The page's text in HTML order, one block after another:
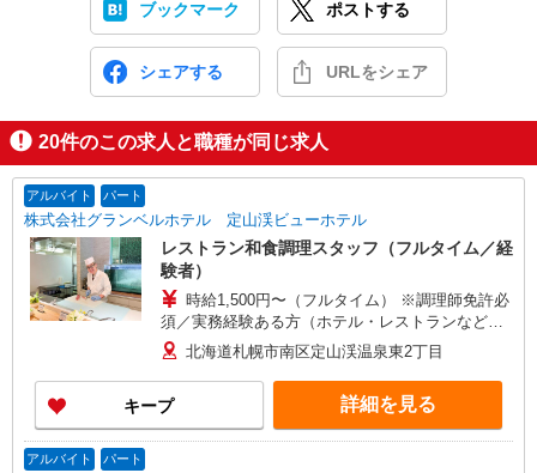
ブックマーク ポストする
シェアする URLをシェア
20件のこの求人と職種が同じ求人
アルバイト パート
株式会社グランベルホテル 定山渓ビューホテル
レストラン和食調理スタッフ（フルタイム／経
験者）
時給1,500円〜（フルタイム） ※調理師免許必
須／実務経験ある方（ホテル・レストランなど）
※フルタイム：週30時間以上勤務可能の方（社会
保険加入有） ※スキル・経験によっては時給
1,400円での採用もあり
北海道札幌市南区定山渓温泉東2丁目
キープ 詳細を見る
アルバイト パート